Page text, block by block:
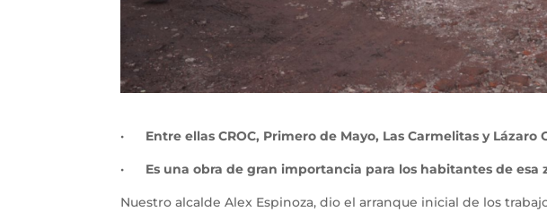
· Entre ellas CROC, Primero de Mayo, Las Carmelitas y Lázaro
· Es una obra de gran importancia para los habitantes de esa
Nuestro alcalde Alex Espinoza, dio el arranque inicial de los